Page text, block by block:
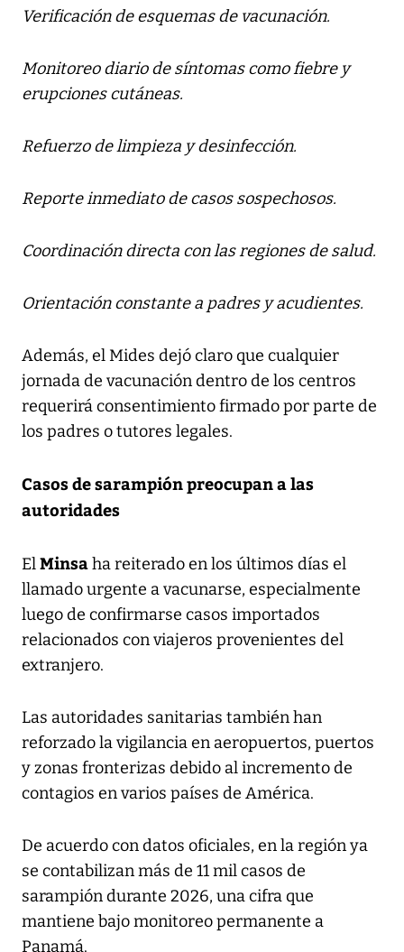
Verificación de esquemas de vacunación.
Monitoreo diario de síntomas como fiebre y
erupciones cutáneas.
Refuerzo de limpieza y desinfección.
Reporte inmediato de casos sospechosos.
Coordinación directa con las regiones de salud.
Orientación constante a padres y acudientes.
Además, el Mides dejó claro que cualquier
jornada de vacunación dentro de los centros
requerirá consentimiento firmado por parte de
los padres o tutores legales.
Casos de sarampión preocupan a las
autoridades
ElMinsaha reiterado en los últimos días el
llamado urgente a vacunarse, especialmente
luego de confirmarse casos importados
relacionados con viajeros provenientes del
extranjero.
Las autoridades sanitarias también han
reforzado la vigilancia en aeropuertos, puertos
y zonas fronterizas debido al incremento de
contagios en varios países de América.
De acuerdo con datos oficiales, en la región ya
se contabilizan más de 11 mil casos de
sarampión durante 2026, una cifra que
mantiene bajo monitoreo permanente a
Panamá.